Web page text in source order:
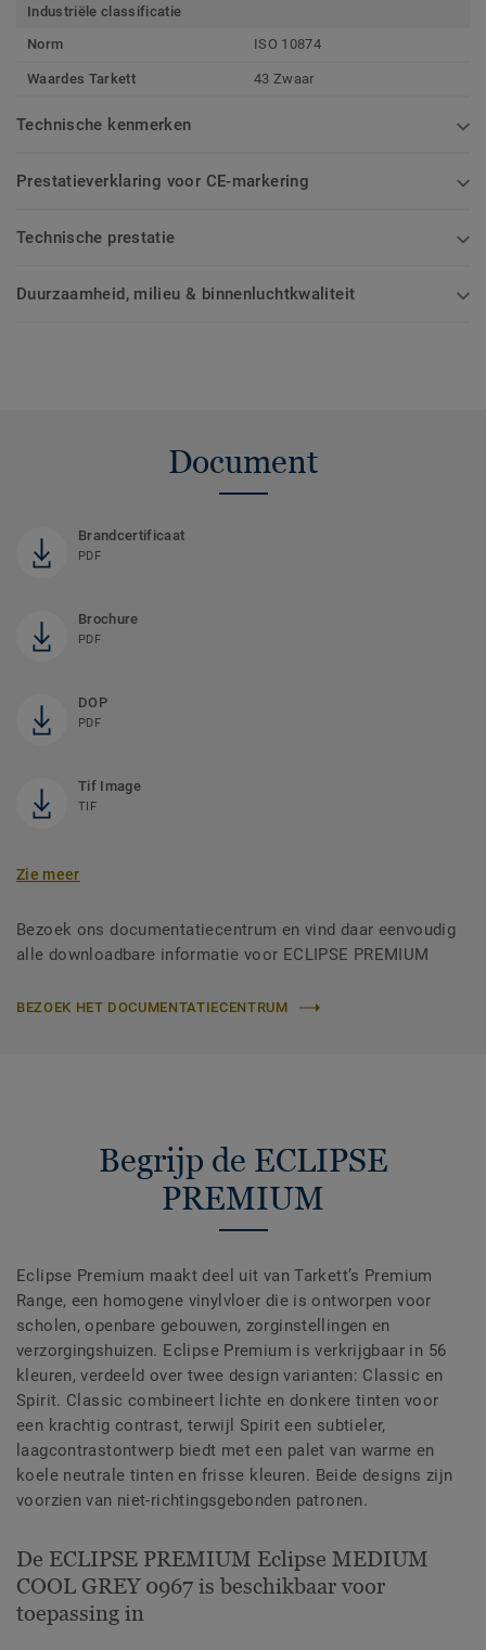
Industriële classificatie
Norm
ISO 10874
Waardes Tarkett 43 Zwaar
Technische kenmerken
Prestatieverklaring voor CE-markering
Technische prestatie
Duurzaamheid, milieu & binnenluchtkwaliteit
Document
Brandcertificaat
PDF
Brochure
PDF
DOP
PDF
Tif Image
TIF
Zie meer
Bezoek ons documentatiecentrum en vind daar eenvoudig
alle downloadbare informatie voor ECLIPSE PREMIUM
BEZOEK HET DOCUMENTATIECENTRUM
Begrijp de ECLIPSE
PREMIUM
Eclipse Premium maakt deel uit van Tarkett’s Premium
Range, een homogene vinylvloer die is ontworpen voor
scholen, openbare gebouwen, zorginstellingen en
verzorgingshuizen. Eclipse Premium is verkrijgbaar in 56
kleuren, verdeeld over twee design varianten: Classic en
Spirit. Classic combineert lichte en donkere tinten voor
een krachtig contrast, terwijl Spirit een subtieler,
laagcontrastontwerp biedt met een palet van warme en
koele neutrale tinten en frisse kleuren. Beide designs zijn
voorzien van niet-richtingsgebonden patronen.
De ECLIPSE PREMIUM Eclipse MEDIUM
COOL GREY 0967 is beschikbaar voor
toepassing in